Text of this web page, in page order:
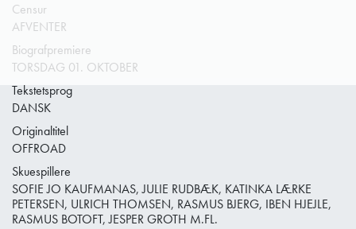
Censur
AFVENTER
Biografpremiere
TORSDAG 01. OKTOBER
Tekstetsprog
DANSK
Originaltitel
OFFROAD
Skuespillere
SOFIE JO KAUFMANAS, JULIE RUDBÆK, KATINKA LÆRKE
PETERSEN, ULRICH THOMSEN, RASMUS BJERG, IBEN HJEJLE,
RASMUS BOTOFT, JESPER GROTH M.FL.